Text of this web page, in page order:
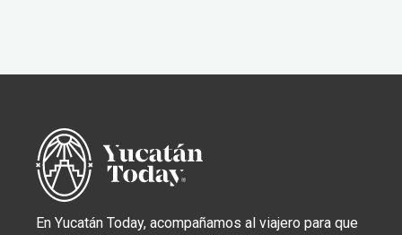
En Yucatán Today, acompañamos al viajero para que